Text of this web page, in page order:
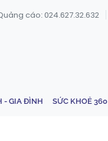
cáo: 024.627.32.632
- GIA ĐÌNH SỨC KHOẺ 360